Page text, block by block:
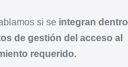
si se integran
de gestión del acceso al
requerido.